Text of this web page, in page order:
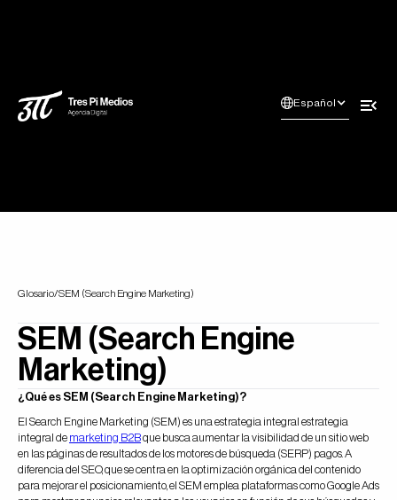
Español
Glosario/SEM (Search Engine Marketing)
SEM (Search Engine
Marketing)
¿Qué es SEM (Search Engine Marketing)?
El Search Engine Marketing (SEM) es una estrategia integral estrategia
integral de marketing B2Bque busca aumentar la visibilidad de un sitio web
en las páginas de resultados de los motores de búsqueda (SERP) pagos. A
diferencia del SEO, que se centra en la optimización orgánica del contenido
para mejorar el posicionamiento, el SEM emplea plataformas como Google Ads